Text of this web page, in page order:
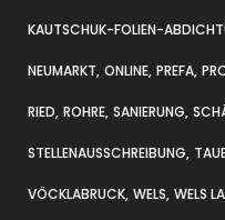
KAUTSCHUK-FOLIEN-
NEUMARKT ONLINE PREFA
RIED ROHRE SANIERUNG
STELLENAUSSCHREIBUNG
VÖCKLABRUCK WELS WELS